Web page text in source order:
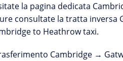
la pagina dedicata
consultate la tratta inversa
to Heathrow taxi.
Cambridge →